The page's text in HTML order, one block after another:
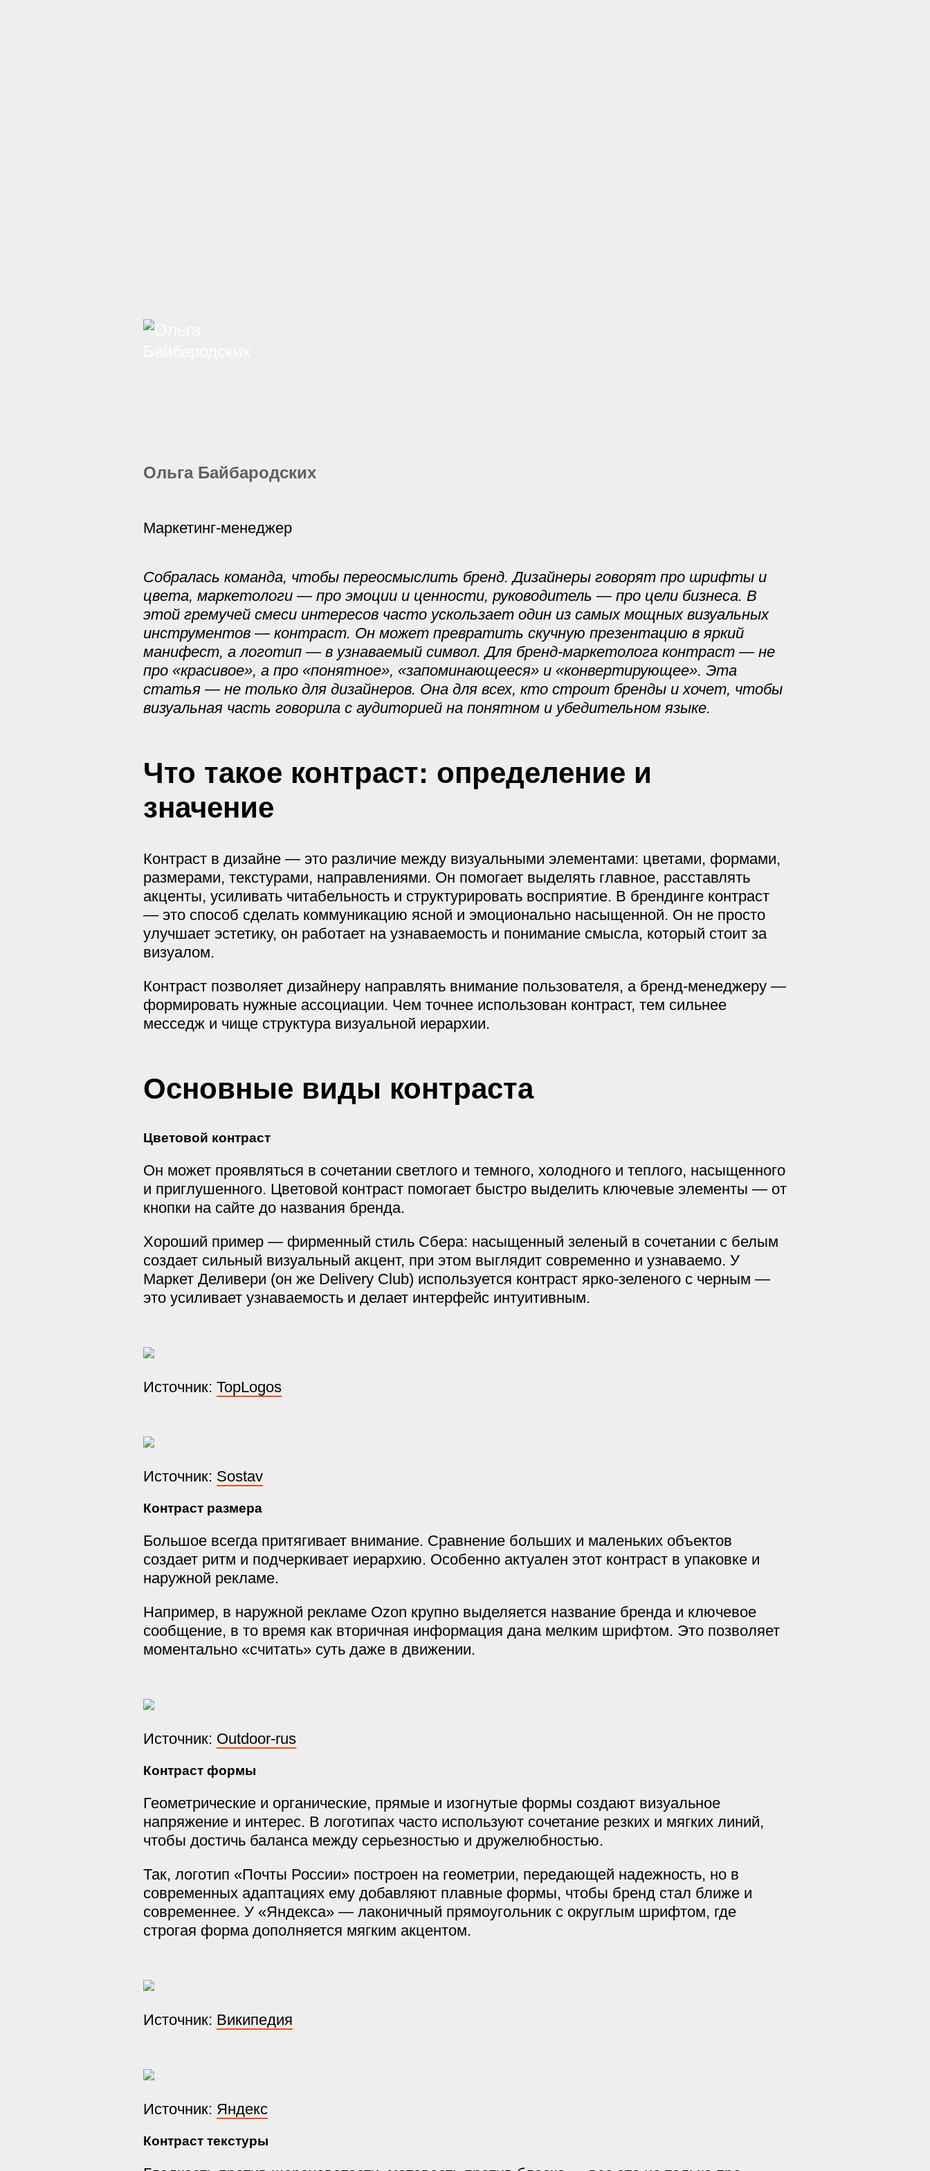
Ольга Байбародских
Маркетинг-менеджер
Собралась команда, чтобы переосмыслить бренд. Дизайнеры говорят про шрифты и
цвета, маркетологи — про эмоции и ценности, руководитель — про цели бизнеса. В
этой гремучей смеси интересов часто ускользает один из самых мощных визуальных
инструментов — контраст. Он может превратить скучную презентацию в яркий
манифест, а логотип — в узнаваемый символ. Для бренд-маркетолога контраст — не
про «красивое», а про «понятное», «запоминающееся» и «конвертирующее». Эта
статья — не только для дизайнеров. Она для всех, кто строит бренды и хочет, чтобы
визуальная часть говорила с аудиторией на понятном и убедительном языке.
Что такое контраст: определение и
значение
Контраст в дизайне — это различие между визуальными элементами: цветами, формами,
размерами, текстурами, направлениями. Он помогает выделять главное, расставлять
акценты, усиливать читабельность и структурировать восприятие. В брендинге контраст
— это способ сделать коммуникацию ясной и эмоционально насыщенной. Он не просто
улучшает эстетику, он работает на узнаваемость и понимание смысла, который стоит за
визуалом.
Контраст позволяет дизайнеру направлять внимание пользователя, а бренд-менеджеру —
формировать нужные ассоциации. Чем точнее использован контраст, тем сильнее
месседж и чище структура визуальной иерархии.
Основные виды контраста
Цветовой контраст
Он может проявляться в сочетании светлого и темного, холодного и теплого, насыщенного
и приглушенного. Цветовой контраст помогает быстро выделить ключевые элементы — от
кнопки на сайте до названия бренда.
Хороший пример — фирменный стиль Сбера: насыщенный зеленый в сочетании с белым
создает сильный визуальный акцент, при этом выглядит современно и узнаваемо. У
Маркет Деливери (он же Delivery Club) используется контраст ярко-зеленого с черным —
это усиливает узнаваемость и делает интерфейс интуитивным.
Источник: TopLogos
Источник: Sostav
Контраст размера
Большое всегда притягивает внимание. Сравнение больших и маленьких объектов
создает ритм и подчеркивает иерархию. Особенно актуален этот контраст в упаковке и
наружной рекламе.
Например, в наружной рекламе Ozon крупно выделяется название бренда и ключевое
сообщение, в то время как вторичная информация дана мелким шрифтом. Это позволяет
моментально «считать» суть даже в движении.
Источник: Outdoor-rus
Контраст формы
Геометрические и органические, прямые и изогнутые формы создают визуальное
напряжение и интерес. В логотипах часто используют сочетание резких и мягких линий,
чтобы достичь баланса между серьезностью и дружелюбностью.
Так, логотип «Почты России» построен на геометрии, передающей надежность, но в
современных адаптациях ему добавляют плавные формы, чтобы бренд стал ближе и
современнее. У «Яндекса» — лаконичный прямоугольник с округлым шрифтом, где
строгая форма дополняется мягким акцентом.
Источник: Википедия
Источник: Яндекс
Контраст текстуры